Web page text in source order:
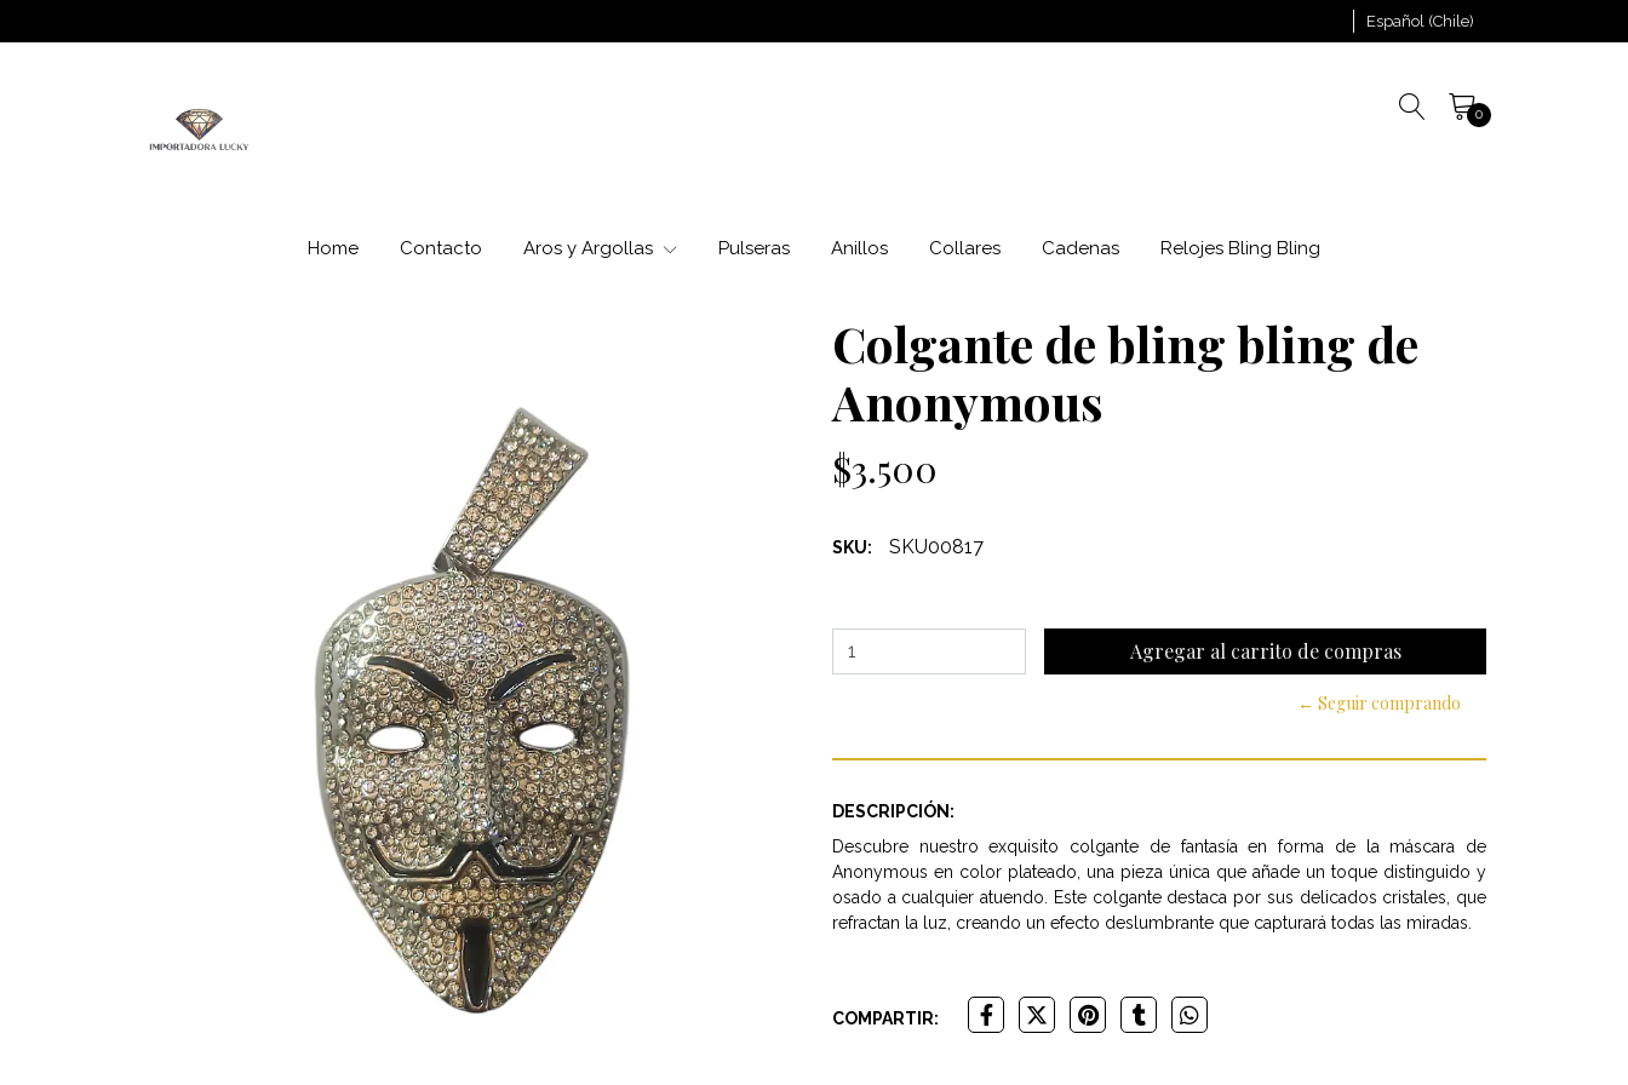
Español (Chile)
0
Home Contacto Aros y Argollas Pulseras Anillos Collares Cadenas Relojes Bling Bling
Colgante de bling bling de
Anonymous
$3.500
SKU: SKU00817
← Seguir comprando
DESCRIPCIÓN:
Descubre nuestro exquisito colgante de fantasía en forma de la máscara de
Anonymous en color plateado, una pieza única que añade un toque distinguido y
osado a cualquier atuendo. Este colgante destaca por sus delicados cristales, que
refractan la luz, creando un efecto deslumbrante que capturará todas las miradas.
COMPARTIR: